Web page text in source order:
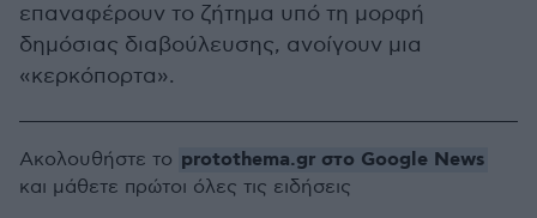
επαναφέρουν το ζήτημα υπό τη μορφή
δημόσιας διαβούλευσης, ανοίγουν μια
«κερκόπορτα».
Ακολουθήστε το protothema.gr στο Google News
και μάθετε πρώτοι όλες τις ειδήσεις